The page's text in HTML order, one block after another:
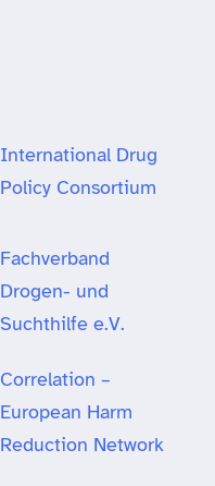
International Drug
Policy Consortium
Fachverband
Drogen- und
Suchthilfe e.V.
Correlation –
European Harm
Reduction Network